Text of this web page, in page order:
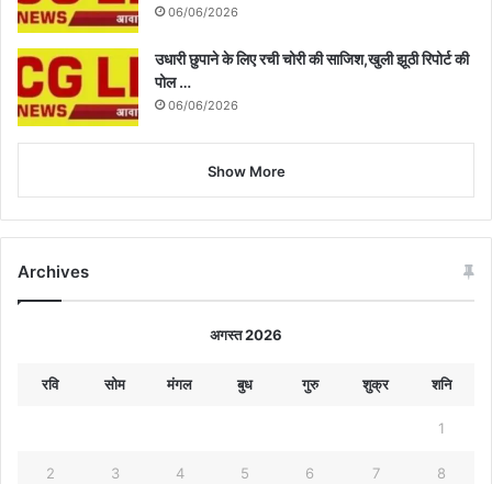
06/06/2026
उधारी छुपाने के लिए रची चोरी की साजिश,खुली झूठी रिपोर्ट की
पोल …
06/06/2026
Show More
Archives
अगस्त 2026
रवि सोम मंगल बुध गुरु शुक्र शनि
1
2 3 4 5 6 7 8